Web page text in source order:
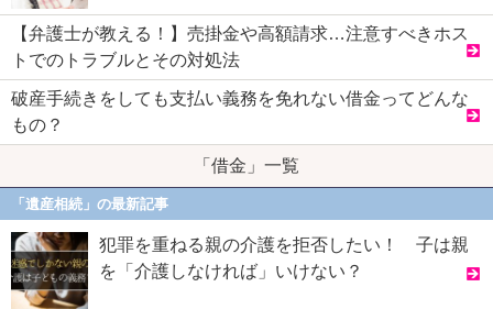
【弁護士が教える！】売掛金や高額請求…注意すべきホス
トでのトラブルとその対処法
破産手続きをしても支払い義務を免れない借金ってどんな
もの？
「借金」一覧
「遺産相続」の最新記事
犯罪を重ねる親の介護を拒否したい！ 子は親
を「介護しなければ」いけない？